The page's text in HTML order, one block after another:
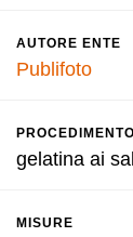
AUTORE ENTE
Publifoto
PROCEDIMENTO
gelatina ai
MISURE